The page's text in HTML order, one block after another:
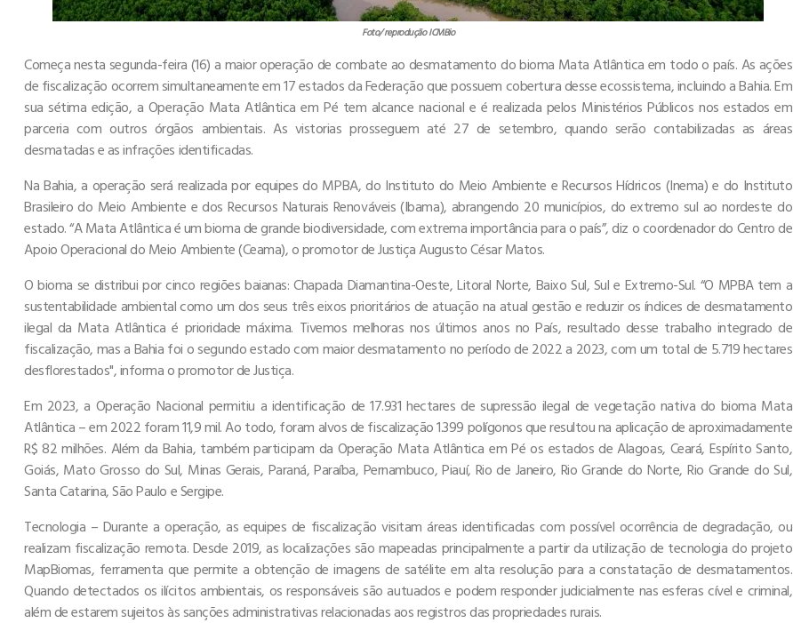
Foto/ reprodução ICMBio
Começa nesta segunda-feira (16) a maior operação de combate ao desmatamento do bioma Mata Atlântica em todo o país. As ações
de fiscalização ocorrem simultaneamente em 17 estados da Federação que possuem cobertura desse ecossistema, incluindo a Bahia. Em
sua sétima edição, a Operação Mata Atlântica em Pé tem alcance nacional e é realizada pelos Ministérios Públicos nos estados em
parceria com outros órgãos ambientais. As vistorias prosseguem até 27 de setembro, quando serão contabilizadas as áreas
desmatadas e as infrações identificadas.
Na Bahia, a operação será realizada por equipes do MPBA, do Instituto do Meio Ambiente e Recursos Hídricos (Inema) e do Instituto
Brasileiro do Meio Ambiente e dos Recursos Naturais Renováveis (Ibama), abrangendo 20 municípios, do extremo sul ao nordeste do
estado. “A Mata Atlântica é um bioma de grande biodiversidade, com extrema importância para o país”, diz o coordenador do Centro de
Apoio Operacional do Meio Ambiente (Ceama), o promotor de Justiça Augusto César Matos.
O bioma se distribui por cinco regiões baianas: Chapada Diamantina-Oeste, Litoral Norte, Baixo Sul, Sul e Extremo-Sul. “O MPBA tem a
sustentabilidade ambiental como um dos seus três eixos prioritários de atuação na atual gestão e reduzir os índices de desmatamento
ilegal da Mata Atlântica é prioridade máxima. Tivemos melhoras nos últimos anos no País, resultado desse trabalho integrado de
fiscalização, mas a Bahia foi o segundo estado com maior desmatamento no período de 2022 a 2023, com um total de 5.719 hectares
desflorestados", informa o promotor de Justiça.
Em 2023, a Operação Nacional permitiu a identificação de 17.931 hectares de supressão ilegal de vegetação nativa do bioma Mata
Atlântica – em 2022 foram 11,9 mil. Ao todo, foram alvos de fiscalização 1.399 polígonos que resultou na aplicação de aproximadamente
R$ 82 milhões. Além da Bahia, também participam da Operação Mata Atlântica em Pé os estados de Alagoas, Ceará, Espírito Santo,
Goiás, Mato Grosso do Sul, Minas Gerais, Paraná, Paraíba, Pernambuco, Piauí, Rio de Janeiro, Rio Grande do Norte, Rio Grande do Sul,
Santa Catarina, São Paulo e Sergipe.
Tecnologia – Durante a operação, as equipes de fiscalização visitam áreas identificadas com possível ocorrência de degradação, ou
realizam fiscalização remota. Desde 2019, as localizações são mapeadas principalmente a partir da utilização de tecnologia do projeto
MapBiomas, ferramenta que permite a obtenção de imagens de satélite em alta resolução para a constatação de desmatamentos.
Quando detectados os ilícitos ambientais, os responsáveis são autuados e podem responder judicialmente nas esferas cível e criminal,
além de estarem sujeitos às sanções administrativas relacionadas aos registros das propriedades rurais.